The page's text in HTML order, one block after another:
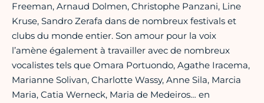
Freeman, Arnaud Dolmen, Christophe Panzani, Line
Kruse, Sandro Zerafa dans de nombreux festivals et
clubs du monde entier. Son amour pour la voix
l’amène également à travailler avec de nombreux
vocalistes tels que Omara Portuondo, Agathe Iracema,
Marianne Solivan, Charlotte Wassy, Anne Sila, Marcia
Maria, Catia Werneck, Maria de Medeiros… en